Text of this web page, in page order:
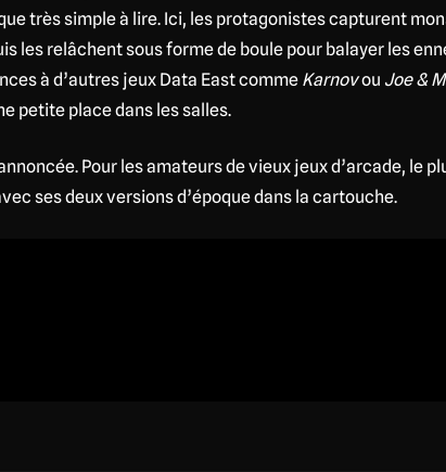
très simple à lire. Ici, les protagonistes capturent
les relâchent sous forme de boule pour balayer les
à d’autres jeux Data East comme Karnovou Joe &
petite place dans les salles.
Pour les amateurs de vieux jeux d’arcade, le
ses deux versions d’époque dans la cartouche.